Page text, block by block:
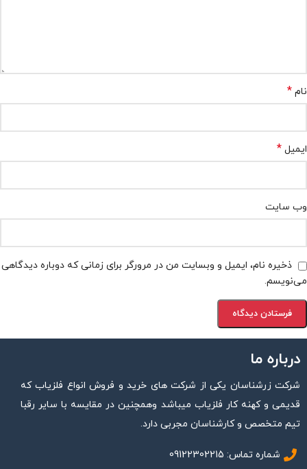
نام *
ایمیل *
وب‌ سایت
ذخیره نام، ایمیل و وبسایت من در مرورگر برای زمانی که دوباره دیدگاهی
می‌نویسم.
درباره ما
شرکت زرشناسان یکی از شرکت های خرید و فروش انواع فلزیاب که
قدیمی و کهنه کار فلزیاب میباشد وهمچنین در مقایسه با سایر رقبا
تیم متخصص و کارشناسان مجربی دارد.
شماره تماس: 09122302215